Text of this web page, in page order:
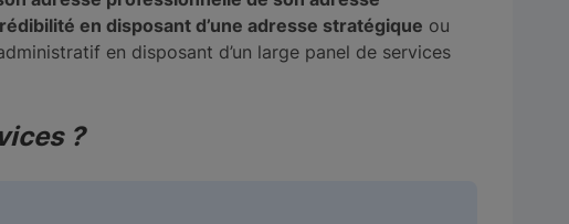
en disposant d’une adresse stratégique ou
en disposant d’un large panel de services
?